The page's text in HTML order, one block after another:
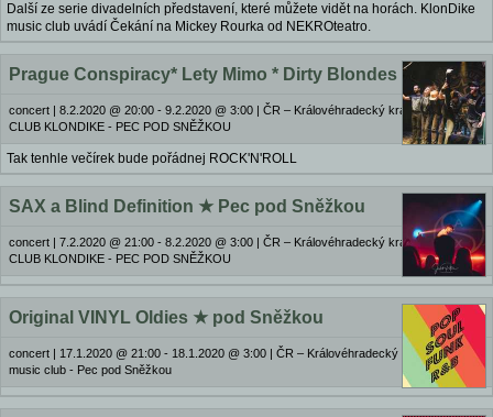
Další ze serie divadelních představení, které můžete vidět na horách. KlonDike
music club uvádí Čekání na Mickey Rourka od NEKROteatro.
Prague Conspiracy* Lety Mimo * Dirty Blondes ★ pod
concert | 8.2.2020 @ 20:00 - 9.2.2020 @ 3:00 | ČR – Královéhradecký kraj | MUSIC
CLUB KLONDIKE - PEC POD SNĚŽKOU
Tak tenhle večírek bude pořádnej ROCK'N'ROLL
SAX a Blind Definition ★ Pec pod Sněžkou
concert | 7.2.2020 @ 21:00 - 8.2.2020 @ 3:00 | ČR – Královéhradecký kraj | MUSIC
CLUB KLONDIKE - PEC POD SNĚŽKOU
Original VINYL Oldies ★ pod Sněžkou
concert | 17.1.2020 @ 21:00 - 18.1.2020 @ 3:00 | ČR – Královéhradecký kraj | KlonDike
music club - Pec pod Sněžkou